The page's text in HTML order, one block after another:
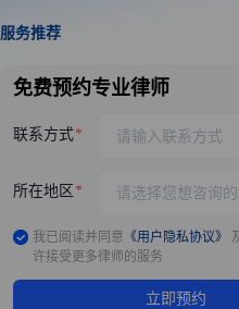
服务推荐
免费预约专业律师
联系方式
所在地区
我已阅读并同意 《用户隐私协议》
许接受更多律师的服务
立即预约